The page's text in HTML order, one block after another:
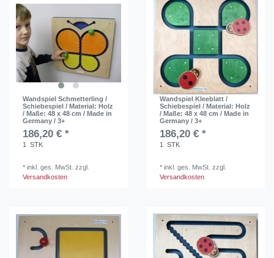
Wandspiel Schmetterling /
Schiebespiel / Material: Holz
/ Maße: 48 x 48 cm / Made in
Germany / 3+
186,20 € *
1 STK
*inkl. ges. MwSt. zzgl.
Versandkosten
Wandspiel Kleeblatt /
Schiebespiel / Material: Holz
/ Maße: 48 x 48 cm / Made in
Germany / 3+
186,20 € *
1 STK
*inkl. ges. MwSt. zzgl.
Versandkosten